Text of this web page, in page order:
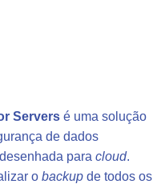
Servers é uma solução
de dados
para cloud.
o backup de todos os